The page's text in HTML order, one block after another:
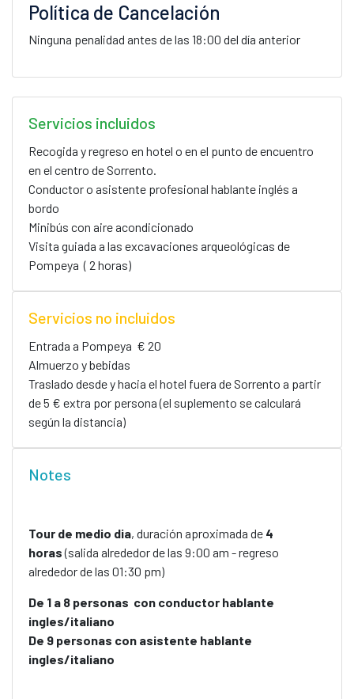
Política de Cancelación
Ninguna penalidad antes de las 18:00 del día anterior
Servicios incluidos
Recogida y regreso en hotel o en el punto de encuentro
en el centro de Sorrento.
Conductor o asistente profesional hablante inglés a
bordo
Minibús con aire acondicionado
Visita guiada a las excavaciones arqueológicas de
Pompeya ( 2 horas)
Servicios no incluidos
Entrada a Pompeya € 20
Almuerzo y bebidas
Traslado desde y hacia el hotel fuera de Sorrento a partir
de 5 € extra por persona (el suplemento se calculará
según la distancia)
Notes
Tour de medio dia, duración aproximada de 4
horas(salida alrededor de las 9:00 am - regreso
alrededor de las 01:30 pm)
De 1 a 8 personas con conductor hablante
ingles/italiano
De 9 personas con asistente hablante
ingles/italiano